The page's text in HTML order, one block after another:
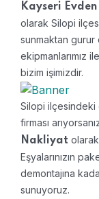
Kayseri
olarak Silopi
sunmaktan
ekipmanlarımız
bizim işimizdir.
Silopi ilçesindeki
firması
Nakliyat
Eşyalarınızın
demontajına
sunuyoruz.